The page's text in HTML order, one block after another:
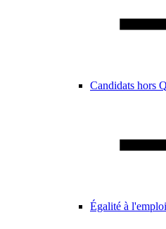
Candidats hors
Égalité à l'emploi